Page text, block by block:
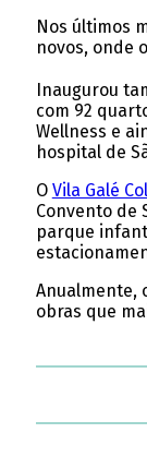
Nos últimos
novos, onde
Inaugurou
com 92
Wellness e
hospital de
O Vila Galé
Convento de
parque
Anualmente,
obras que